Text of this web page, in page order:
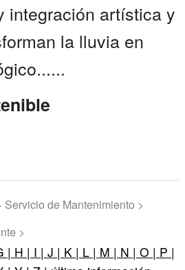
integración artística y
la lluvia en
de Mantenimiento >
>
| H | I | J | K | L | M | N | O | P |